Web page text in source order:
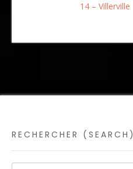
14 – Villerville
RECHERCHER (SEARCH)